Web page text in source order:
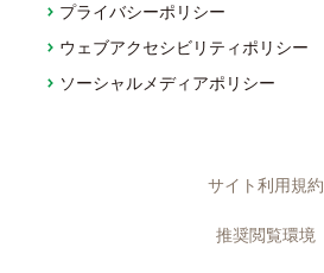
プライバシーポリシー
ウェブアクセシビリティポリシー
ソーシャルメディアポリシー
サイト利用規約
推奨閲覧環境